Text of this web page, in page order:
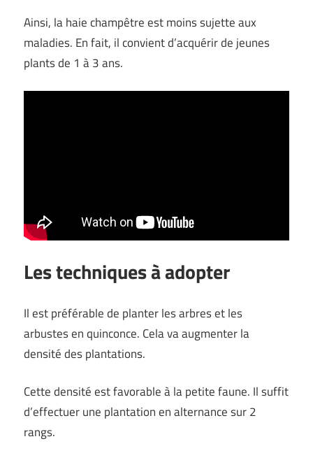
Ainsi, la haie champêtre est moins sujette aux
maladies. En fait, il convient d’acquérir de jeunes
plants de 1 à 3 ans.
Les techniques à adopter
Il est préférable de planter les arbres et les
arbustes en quinconce. Cela va augmenter la
densité des plantations.
Cette densité est favorable à la petite faune. Il suffit
d’effectuer une plantation en alternance sur 2
rangs.